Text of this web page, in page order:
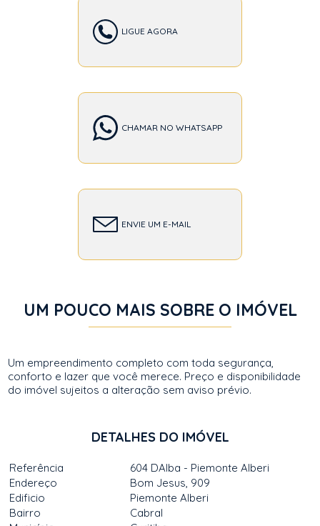
LIGUE AGORA
CHAMAR NO WHATSAPP
ENVIE UM E-MAIL
UM POUCO MAIS SOBRE O IMÓVEL
Um empreendimento completo com toda segurança,
conforto e lazer que você merece. Preço e disponibilidade
do imóvel sujeitos a alteração sem aviso prévio.
DETALHES DO IMÓVEL
Referência
604 DAlba - Piemonte Alberi
Endereço
Bom Jesus, 909
Edificio
Piemonte Alberi
Bairro
Cabral